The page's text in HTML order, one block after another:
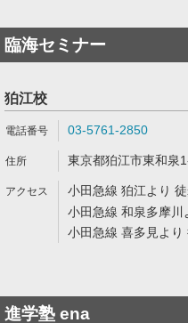
臨海セミナー
狛江校
03-5761-2850
東京都狛江市東和泉
小田急線 狛江より
小田急線 和泉多摩川
小田急線 喜多見より
進学塾 ena